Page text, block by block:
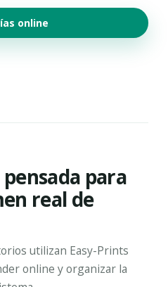
online
para
real de
utilizan Easy-Prints
online y organizar la